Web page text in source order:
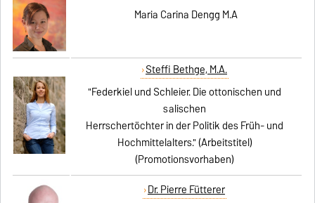
Maria Carina Dengg M.A
Steffi Bethge, M.A.
"Federkiel und Schleier. Die ottonischen und
salischen
Herrschertöchter in der Politik des Früh- und
Hochmittelalters." (Arbeitstitel)
(Promotionsvorhaben)
Dr. Pierre Fütterer